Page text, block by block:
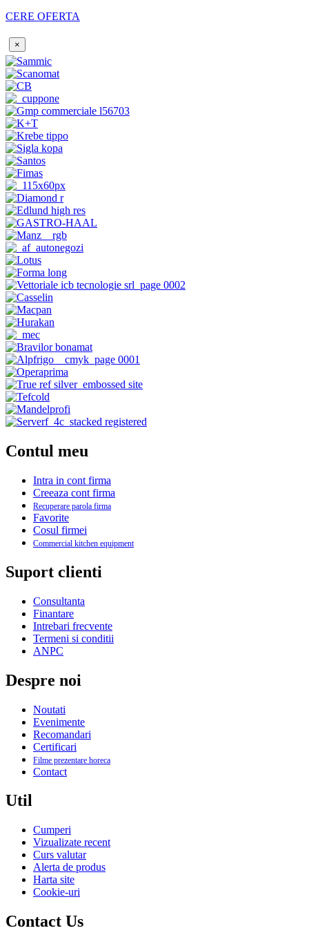
CERE OFERTA
×
Contul meu
Intra in cont firma
Creeaza cont firma
Recuperare parola firma
Favorite
Cosul firmei
Commercial kitchen equipment
Suport clienti
Consultanta
Finantare
Intrebari frecvente
Termeni si conditii
ANPC
Despre noi
Noutati
Evenimente
Recomandari
Certificari
Filme prezentare horeca
Contact
Util
Cumperi
Vizualizate recent
Curs valutar
Alerta de produs
Harta site
Cookie-uri
Contact Us